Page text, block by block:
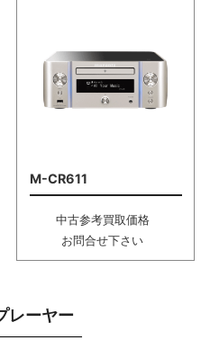
M-CR611
中古参考買取価格
お問合せ下さい
レーヤー